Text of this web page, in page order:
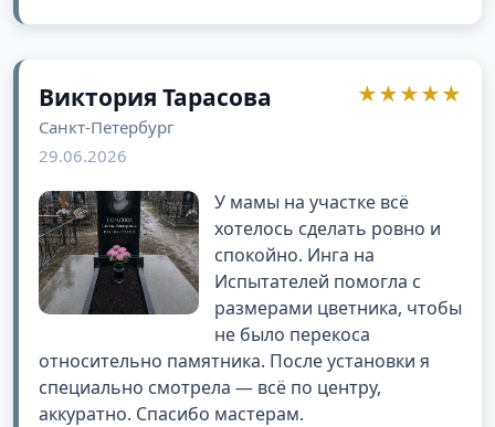
Виктория Тарасова
Санкт-Петербург
29.06.2026
★★★★★
У мамы на участке всё
хотелось сделать ровно и
спокойно. Инга на
Испытателей помогла с
размерами цветника, чтобы
не было перекоса
относительно памятника. После установки я
специально смотрела — всё по центру,
аккуратно. Спасибо мастерам.